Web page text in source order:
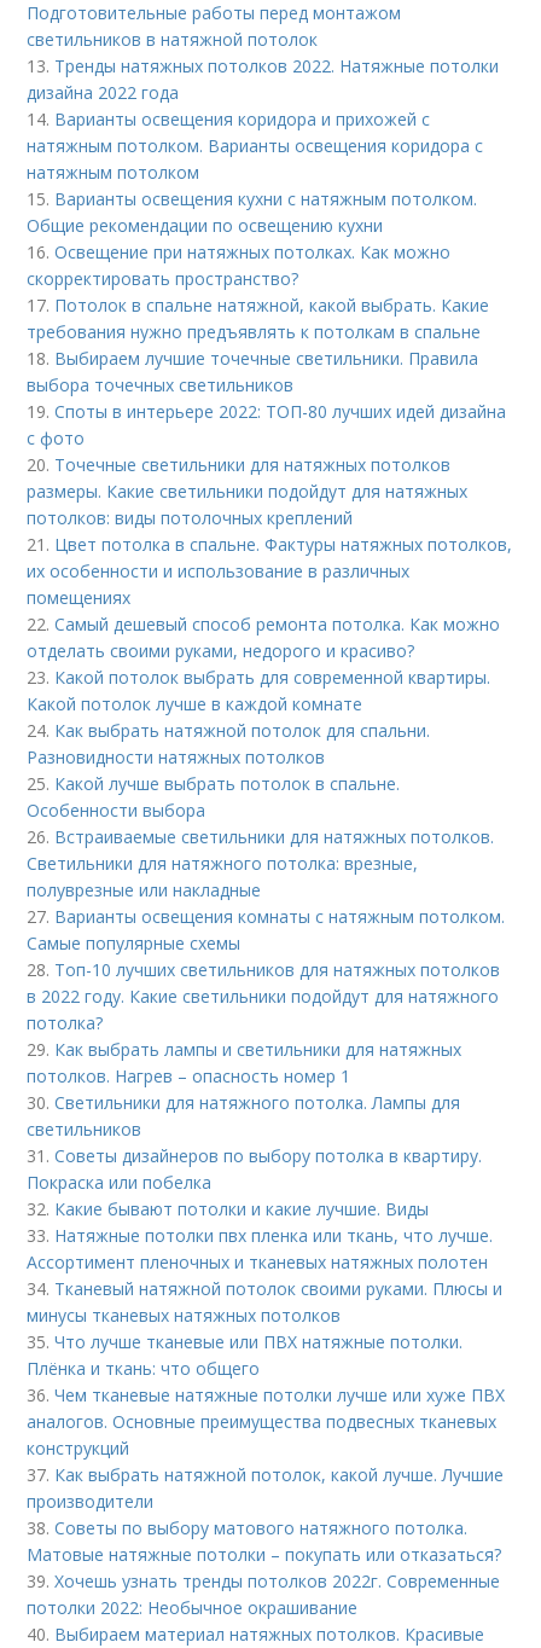
Подготовительные работы перед монтажом
светильников в натяжной потолок
13. Тренды натяжных потолков 2022. Натяжные потолки
дизайна 2022 года
14. Варианты освещения коридора и прихожей с
натяжным потолком. Варианты освещения коридора с
натяжным потолком
15. Варианты освещения кухни с натяжным потолком.
Общие рекомендации по освещению кухни
16.Освещение при натяжных потолках. Как можно
скорректировать пространство?
17. Потолок в спальне натяжной, какой выбрать. Какие
требования нужно предъявлять к потолкам в спальне
18. Выбираем лучшие точечные светильники. Правила
выбора точечных светильников
19.Споты в интерьере 2022: ТОП-80 лучших идей дизайна
с фото
20. Точечные светильники для натяжных потолков
размеры. Какие светильники подойдут для натяжных
потолков: виды потолочных креплений
21. Цвет потолка в спальне. Фактуры натяжных потолков,
их особенности и использование в различных
помещениях
22.Самый дешевый способ ремонта потолка. Как можно
отделать своими руками, недорого и красиво?
23. Какой потолок выбрать для современной квартиры.
Какой потолок лучше в каждой комнате
24. Как выбрать натяжной потолок для спальни.
Разновидности натяжных потолков
25. Какой лучше выбрать потолок в спальне.
Особенности выбора
26. Встраиваемые светильники для натяжных потолков.
Светильники для натяжного потолка: врезные,
полуврезные или накладные
27. Варианты освещения комнаты с натяжным потолком.
Самые популярные схемы
28. Топ-10 лучших светильников для натяжных потолков
в 2022 году. Какие светильники подойдут для натяжного
потолка?
29. Как выбрать лампы и светильники для натяжных
потолков. Нагрев – опасность номер 1
30.Светильники для натяжного потолка. Лампы для
светильников
31.Советы дизайнеров по выбору потолка в квартиру.
Покраска или побелка
32. Какие бывают потолки и какие лучшие. Виды
33. Натяжные потолки пвх пленка или ткань, что лучше.
Ассортимент пленочных и тканевых натяжных полотен
34. Тканевый натяжной потолок своими руками. Плюсы и
минусы тканевых натяжных потолков
35.Что лучше тканевые или ПВХ натяжные потолки.
Плёнка и ткань: что общего
36.Чем тканевые натяжные потолки лучше или хуже ПВХ
аналогов. Основные преимущества подвесных тканевых
конструкций
37. Как выбрать натяжной потолок, какой лучше. Лучшие
производители
38.Советы по выбору матового натяжного потолка.
Матовые натяжные потолки – покупать или отказаться?
39.Хочешь узнать тренды потолков 2022г. Современные
потолки 2022: Необычное окрашивание
40. Выбираем материал натяжных потолков. Красивые